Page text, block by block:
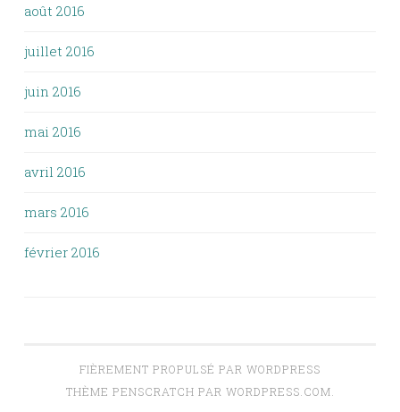
août 2016
juillet 2016
juin 2016
mai 2016
avril 2016
mars 2016
février 2016
FIÈREMENT PROPULSÉ PAR WORDPRESS
THÈME PENSCRATCH PAR WORDPRESS.COM